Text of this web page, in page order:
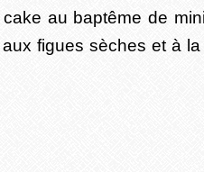
au baptême de
figues sèches et à